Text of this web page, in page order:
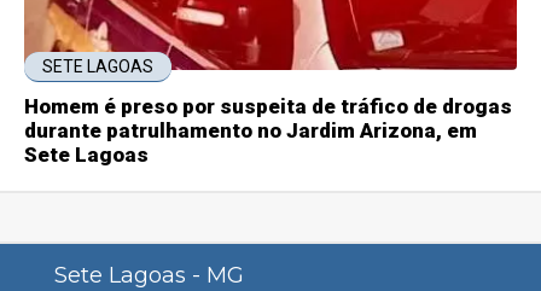
SETE LAGOAS
Homem é preso por suspeita de tráfico de drogas
durante patrulhamento no Jardim Arizona, em
Sete Lagoas
Sete Lagoas - MG